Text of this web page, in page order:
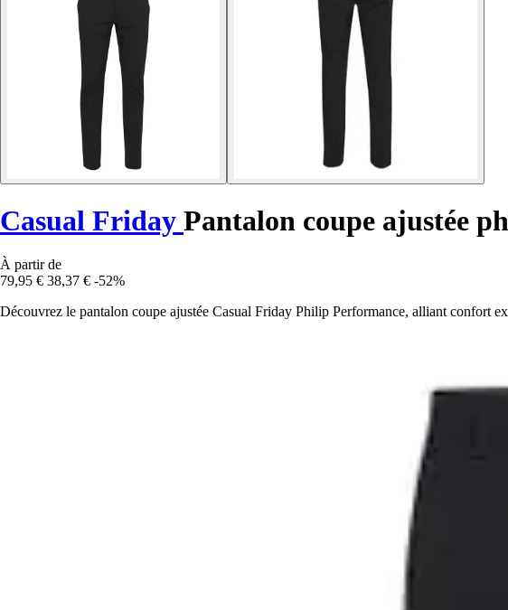
Casual Friday Pantalon coupe ajustée
À partir de
79,95 € 38,37 € -52%
Découvrez le pantalon coupe ajustée Casual Friday Philip Performance, alliant confort